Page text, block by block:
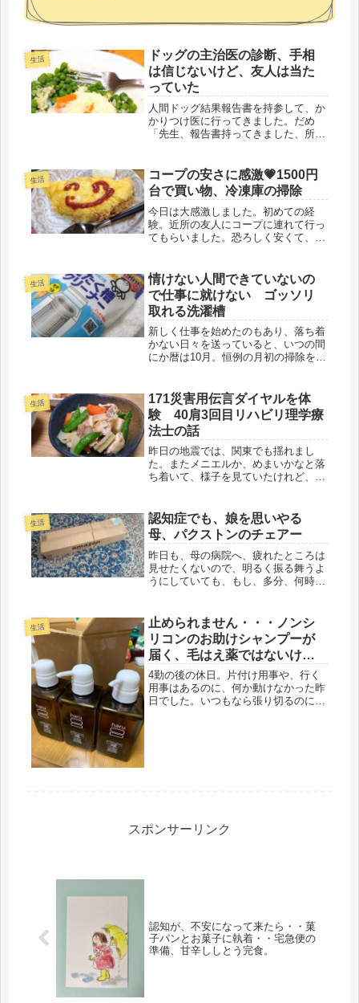
生活
ドッグの主治医の診断、手相
は信じないけど、友人は当た
っていた
人間ドッグ結果報告書を持参して、か
かりつけ医に行ってきました。だめ
「先生、報告書持ってきました、所見
Dr「一応、年齢的に所見ありですが、
どこも問題ありません」だめ「先生、
ココ...
生活
コープの安さに感激💗1500円
台で買い物、冷凍庫の掃除
今日は大感激しました。初めての経
験。近所の友人にコープに連れて行っ
てもらいました。恐ろしく安くて、驚
向の皆が言うコープには足を運んだこ
とがなく、コープのすぐ近くには、業
務ス...
生活
情けない人間できていないの
で仕事に就けない ゴッソリ
取れる洗濯槽
新しく仕事を始めたのもあり、落ち着
かない日々を送っていると、いつの間
にか暦は10月。恒例の月初の掃除をし
できる物に買い替え、張り紙だらけの
洗濯機置き場になりました。蛇口を
締...
生活
171災害用伝言ダイヤルを体
験 40肩3回目リハビリ理学療
法士の話
昨日の地震では、関東でも揺れまし
た。またメニエルか、めまいかなと落
ち着いて、様子を見ていたけれど、何
が、カチカチと音を立てていたので、
こりゃ、間違いなく地震。それにして
も長...
生活
認知症でも、娘を思いやる
母、パクストンのチェアー
昨日も、母の病院へ、疲れたところは
見せたくないので、明るく振る舞うよ
うにしていても、もし、多分、何時か
でしまい、夕食の準備も適当に済ま
せ、オフロで温まることにしました。
見舞...
生活
止められません・・・ノンシ
リコンのお助けシャンプーが
届く、毛はえ薬ではないけど
ね＾＾結局リンスも要らない
し・・・
4勤の後の休日。片付け用事や、行く
用事はあるのに、何か動けなかった昨
日でした。いつもなら張り切るのにな
スポンサーリンク
認知が、不安になって来たら・・菓
子パンとお菓子に執着・・宅急便の
準備、甘辛ししとう完食。